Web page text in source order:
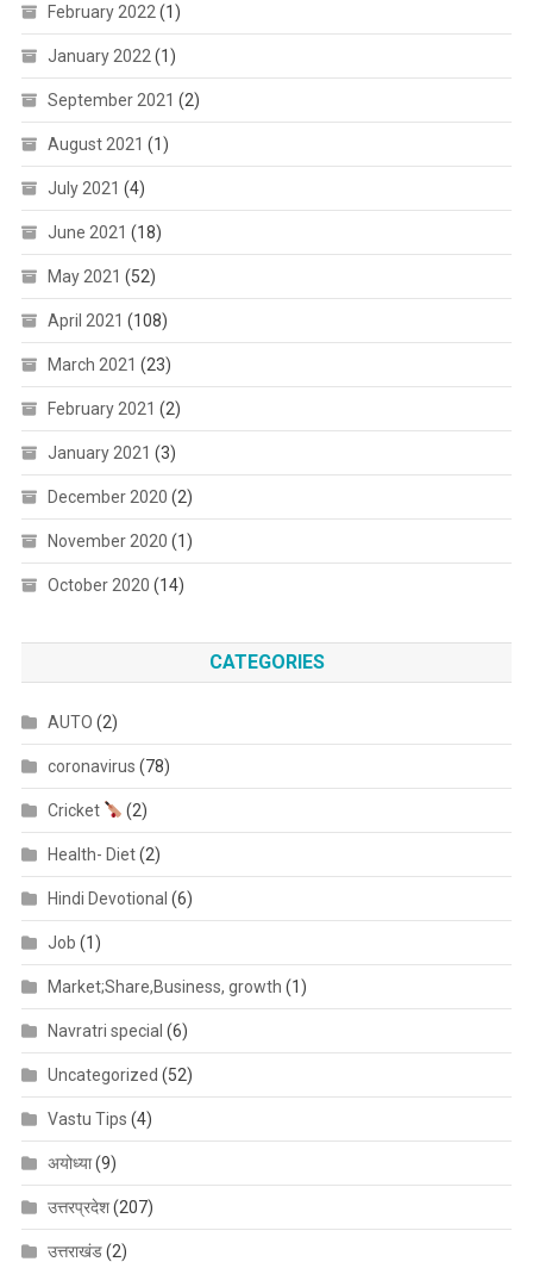
February 2022 (1)
January 2022 (1)
September 2021 (2)
August 2021 (1)
July 2021 (4)
June 2021 (18)
May 2021 (52)
April 2021 (108)
March 2021 (23)
February 2021 (2)
January 2021 (3)
December 2020 (2)
November 2020 (1)
October 2020 (14)
CATEGORIES
AUTO (2)
coronavirus (78)
Cricket (2)
Health- Diet(2)
Hindi Devotional (6)
Job (1)
Market;Share,Business, growth (1)
Navratri special (6)
Uncategorized (52)
Vastu Tips (4)
अयोध्या(9)
उत्तरप्रदेश(207)
उत्तराखंड(2)